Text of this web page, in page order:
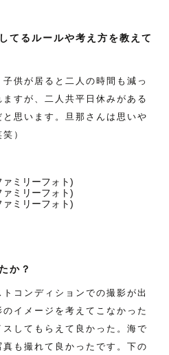
てるルールや考え方を教えて
供が居ると二人の時間も減っ
すが、二人共平日休みがある
思います。旦那さんは思いや
）
か？
コンディションでの撮影が出
イメージを考えてこなかった
してもらえて良かった。海で
も撮れて良かったです。下の